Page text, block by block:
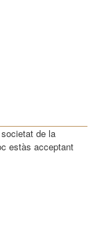
de la
estàs acceptant